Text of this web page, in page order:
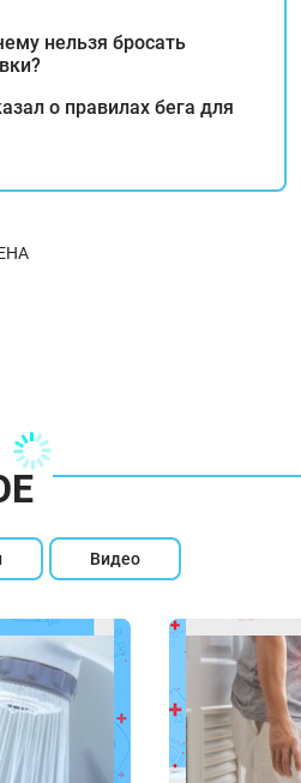
нельзя бросать
о правилах бега для
Видео